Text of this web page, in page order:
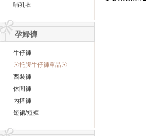
哺乳衣
孕婦褲
牛仔褲
☉托腹牛仔褲單品☉
西裝褲
休閒褲
內搭褲
短裙/短褲